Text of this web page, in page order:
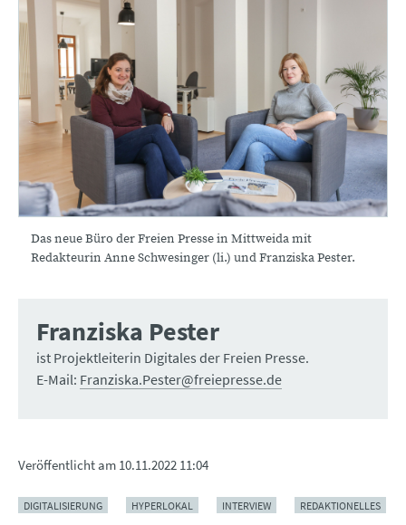
Das neue Büro der Freien Presse in Mittweida mit
Redakteurin Anne Schwesinger (li.) und Franziska Pester.
Franziska Pester
ist Projektleiterin Digitales der Freien Presse.
E-Mail: Franziska.Pester@freiepresse.de
Veröffentlicht am 10.11.2022 11:04
DIGITALISIERUNG HYPERLOKAL INTERVIEW REDAKTIONELLES